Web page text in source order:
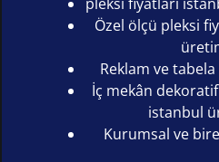
Özel ölçü pleksi
Reklam ve
İç mekân
istanbul
Kurumsal ve